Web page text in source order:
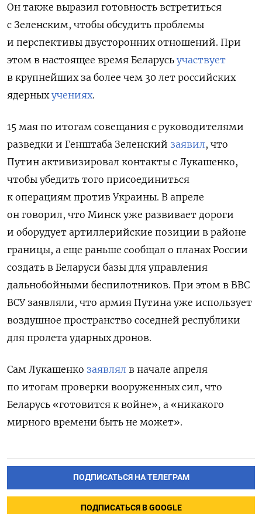
Он также выразил готовность встретиться
с Зеленским, чтобы обсудить проблемы
и перспективы двусторонних отношений. При
этом в настоящее время Беларусь участвует
в крупнейших за более чем 30 лет российских
ядерныхучениях.
15 мая по итогам совещания с руководителями
разведки и Генштаба Зеленский заявил, что
Путин активизировал контакты с Лукашенко,
чтобы убедить того присоединиться
к операциям против Украины. В апреле
он говорил, что Минск уже развивает дороги
и оборудует артиллерийские позиции в районе
границы, а еще раньше сообщал о планах России
создать в Беларуси базы для управления
дальнобойными беспилотников. При этом в ВВС
ВСУ заявляли, что армия Путина уже использует
воздушное пространство соседней республики
для пролета ударных дронов.
Сам Лукашенко заявлял в начале апреля
по итогам проверки вооруженных сил, что
Беларусь «готовится к войне», а «никакого
мирного времени быть не может».
ПОДПИСАТЬСЯ НА ТЕЛЕГРАМ
ПОДПИСАТЬСЯ В GOOGLE